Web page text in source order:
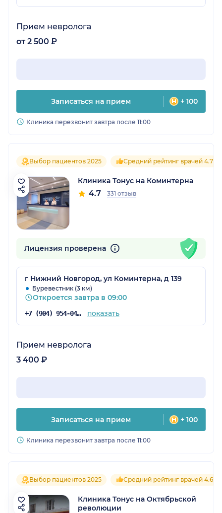
Прием невролога
от 2 500 ₽
Записаться на прием + 100
Клиника перезвонит завтра после 11:00
Выбор пациентов 2025 Средний рейтинг врачей 4.7
Клиника Тонус на Коминтерна
4.7 331 отзыв
Лицензия проверена
г Нижний Новгород, ул Коминтерна, д 139
Буревестник (3 км)
Откроется завтра в 09:00
+7 (904) 954-04-36 показать
Прием невролога
3 400 ₽
Записаться на прием + 100
Клиника перезвонит завтра после 11:00
Выбор пациентов 2025 Средний рейтинг врачей 4.6
Клиника Тонус на Октябрьской
революции